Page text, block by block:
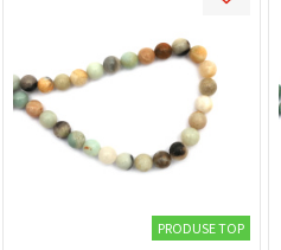
PRODUSE TOP